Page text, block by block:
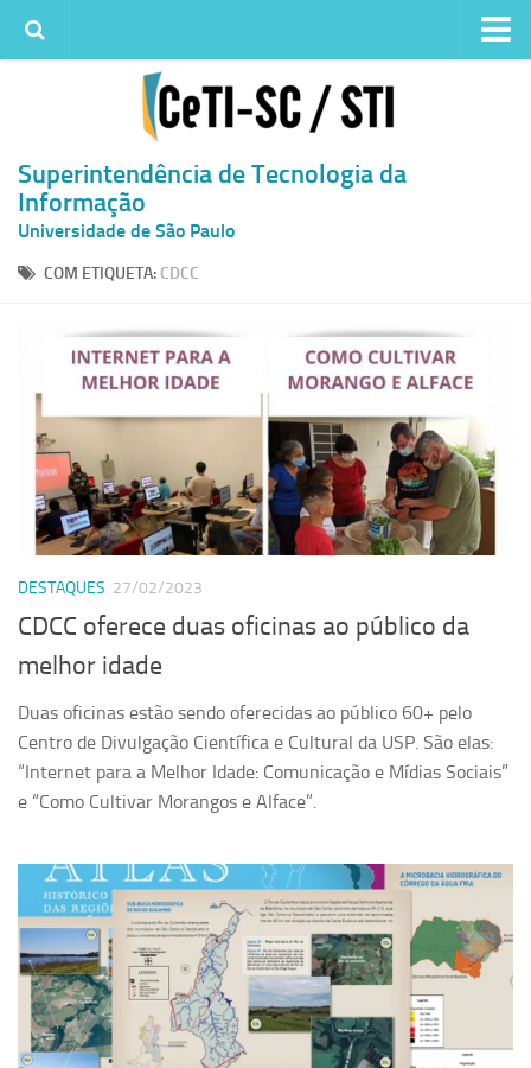
Quem somos
Histórico
Metas e ações
Superintendência de TI
Atendimento
Atendimento ao Usuário
Competências
Infraestrutura
Superintendência de Tecnologia da
Informação
Universidade de São Paulo
COM ETIQUETA: CDCC
DESTAQUES 27/02/2023
CDCC oferece duas oficinas ao público da
melhor idade
Duas oficinas estão sendo oferecidas ao público 60+ pelo
Centro de Divulgação Científica e Cultural da USP. São elas:
“Internet para a Melhor Idade: Comunicação e Mídias Sociais”
e “Como Cultivar Morangos e Alface”.